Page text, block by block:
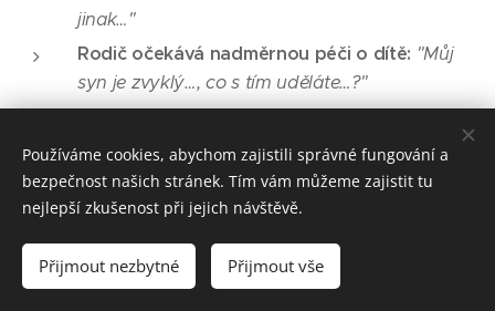
jinak…"
Rodič očekává nadměrnou péči o dítě: "Můj
syn je zvyklý…, co s tím uděláte…?"
Rodič vyžaduje motivování dítěte:"Dcera se v
hodině nudí, víc ji motivujte…"
Rodič popírá sdělení pedagoga:"Doma to
nedělá, to není možný…"
Rodič je nevývratně přesvědčen o své pravdě:
"Tak to prostě je, pletete se…"
Používáme cookies, abychom zajistili správné fungování a
bezpečnost našich stránek. Tím vám můžeme zajistit tu
nejlepší zkušenost při jejich návštěvě.
Přijmout nezbytné Přijmout vše